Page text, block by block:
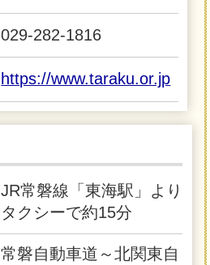
029-282-1816
https://www.taraku.or.jp
JR常磐線「東海駅」より
タクシーで約15分
常磐自動車道～北関東自